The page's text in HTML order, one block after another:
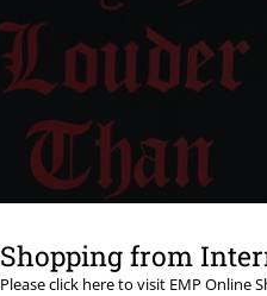
Shopping from
Please click here to visit EMP Online